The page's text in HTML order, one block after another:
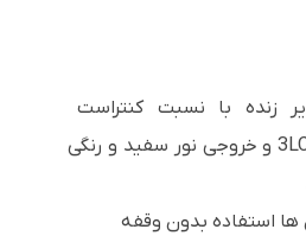
زنده با نسبت کنتراست
16000:1و فناوری 3LCD و خروجی نور سفید و رنگی
استفاده بدون وقفه